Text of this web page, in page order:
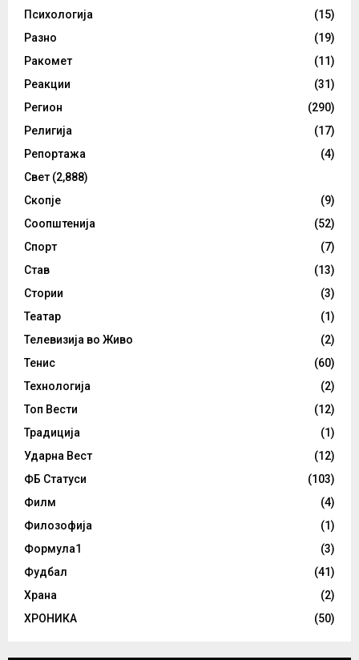
Психологија
(15)
Разно
(19)
Ракомет
(11)
Реакции
(31)
Регион
(290)
Религија
(17)
Репортажа
(4)
Свет (2,888)
Скопје
(9)
Соопштенија
(52)
Спорт
(7)
Став
(13)
Стории
(3)
Театар
(1)
Телевизија во Живо
(2)
Тенис
(60)
Технологија
(2)
Топ Вести
(12)
Традиција
(1)
Ударна Вест
(12)
ФБ Статуси
(103)
Филм
(4)
Филозофија
(1)
Формула1
(3)
Фудбал
(41)
Храна
(2)
ХРОНИКА
(50)